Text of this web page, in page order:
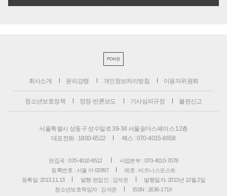
PC버전
회사소개 윤리강령 개인정보처리방침 이용자위원회
청소년보호정책 정정·반론보도 기사심의규정 불편신고
서울특별시 성동구 성수일로 39-34 서울숲더스페이스 12층
대표전화 : 1800-6522
팩스 : 070-4015-8658
편집국 : 070-4010-8512
사업본부 : 070-4010-7078
등록번호 : 서울 아 02897
제호 : 비즈니스포스트
등록일: 2013.11.13
발행·편집인 : 강석운
발행일자: 2013년 12월 2일
청소년보호책임자 : 강석운
ISSN : 2636-171X